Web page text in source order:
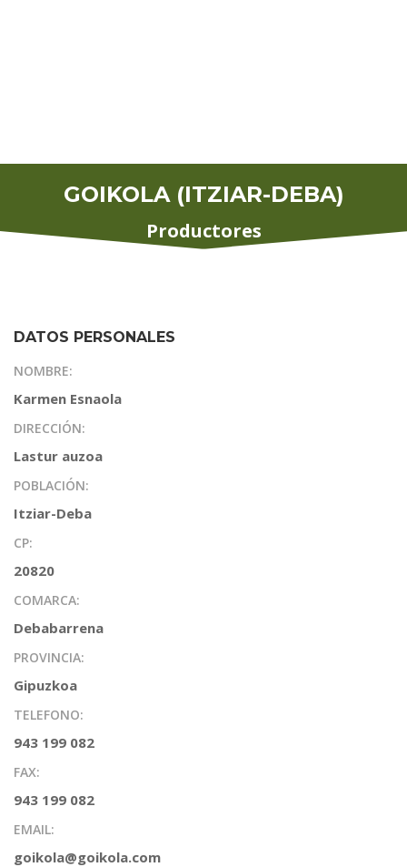
GOIKOLA (ITZIAR-DEBA)
Productores
DATOS PERSONALES
NOMBRE:
Karmen Esnaola
DIRECCIÓN:
Lastur auzoa
POBLACIÓN:
Itziar-Deba
CP:
20820
COMARCA:
Debabarrena
PROVINCIA:
Gipuzkoa
TELEFONO:
943 199 082
FAX:
943 199 082
EMAIL:
goikola@goikola.com